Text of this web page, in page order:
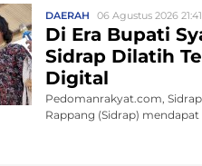
DAERAH 06 Agustus 2026 21:41
Di Era Bupati
Sidrap Dilatih
Digital
Pedomanrakyat.com,
Rappang (Sidrap)